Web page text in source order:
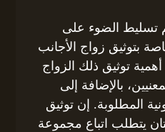
تسليط الضوء على
بتوثيق زواج الأجانب
أهمية توثيق ذلك الزواج
بالإضافة إلى
المطلوبة. إن توثيق
يتطلب اتباع مجموعة